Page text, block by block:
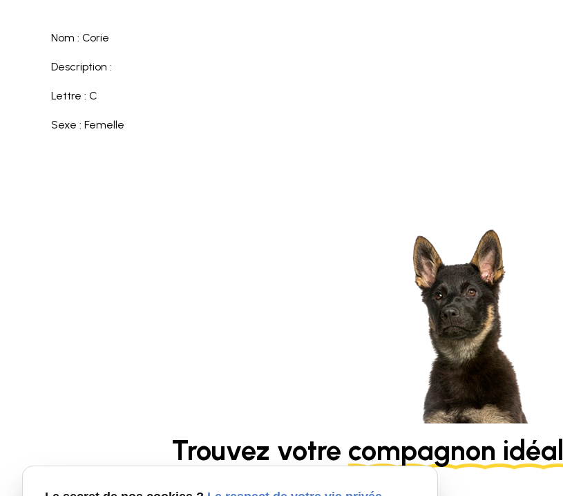
Nom : Corie
Description :
Lettre : C
Sexe : Femelle
Trouvez votre compagnon idéal